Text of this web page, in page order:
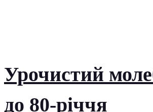
Урочистий
до 80-річчя